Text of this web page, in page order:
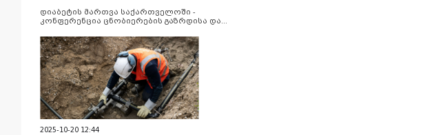
დიაბეტის მართვა საქართველოში -
კონფერენცია ცნობიერების გაზრდისა და
2025-10-20 12:44